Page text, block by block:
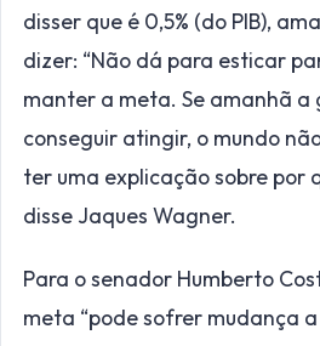
disser que é 0,5% (do PIB),
dizer: “Não dá para esticar
manter a meta. Se amanhã a
conseguir atingir, o mundo
ter uma explicação sobre por
disse Jaques Wagner.
Para o senador Humberto
meta “pode sofrer mudança